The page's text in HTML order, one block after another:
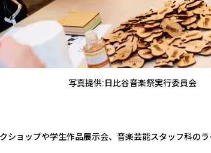
写真提供:日比谷音楽祭実行委員会
ショップや学生作品展示会、音楽芸能スタッフ科の